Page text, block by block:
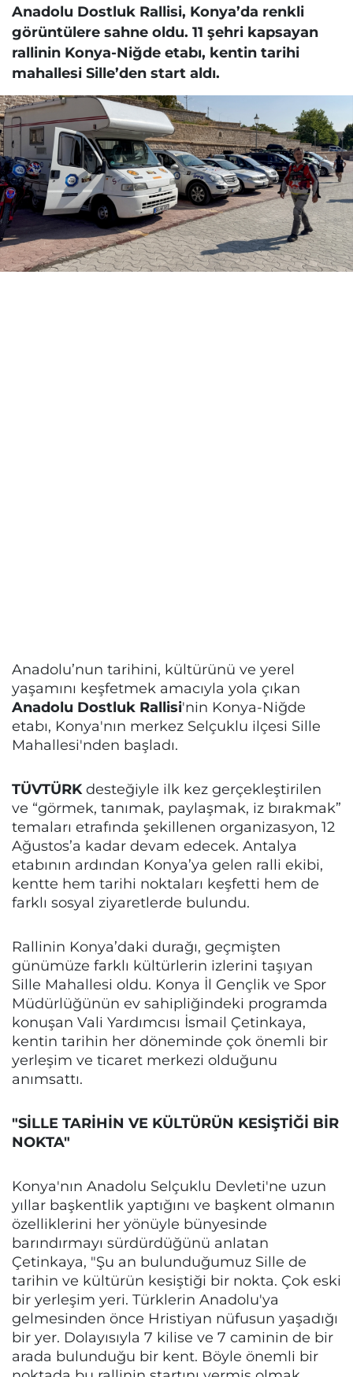
Anadolu Dostluk Rallisi, Konya’da renkli
görüntülere sahne oldu. 11 şehri kapsayan
rallinin Konya-Niğde etabı, kentin tarihi
mahallesi Sille’den start aldı.
Anadolu’nun tarihini, kültürünü ve yerel
yaşamını keşfetmek amacıyla yola çıkan
Anadolu Dostluk Rallisi'nin Konya-Niğde
etabı, Konya'nın merkez Selçuklu ilçesi Sille
Mahallesi'nden başladı.
TÜVTÜRK desteğiyle ilk kez gerçekleştirilen
ve “görmek, tanımak, paylaşmak, iz bırakmak”
temaları etrafında şekillenen organizasyon, 12
Ağustos’a kadar devam edecek. Antalya
etabının ardından Konya’ya gelen ralli ekibi,
kentte hem tarihi noktaları keşfetti hem de
farklı sosyal ziyaretlerde bulundu.
Rallinin Konya’daki durağı, geçmişten
günümüze farklı kültürlerin izlerini taşıyan
Sille Mahallesi oldu. Konya İl Gençlik ve Spor
Müdürlüğünün ev sahipliğindeki programda
konuşan Vali Yardımcısı İsmail Çetinkaya,
kentin tarihin her döneminde çok önemli bir
yerleşim ve ticaret merkezi olduğunu
anımsattı.
"SİLLE TARİHİN VE KÜLTÜRÜN KESİŞTİĞİ BİR
NOKTA"
Konya'nın Anadolu Selçuklu Devleti'ne uzun
yıllar başkentlik yaptığını ve başkent olmanın
özelliklerini her yönüyle bünyesinde
barındırmayı sürdürdüğünü anlatan
Çetinkaya, "Şu an bulunduğumuz Sille de
tarihin ve kültürün kesiştiği bir nokta. Çok eski
bir yerleşim yeri. Türklerin Anadolu'ya
gelmesinden önce Hristiyan nüfusun yaşadığı
bir yer. Dolayısıyla 7 kilise ve 7 caminin de bir
arada bulunduğu bir kent. Böyle önemli bir